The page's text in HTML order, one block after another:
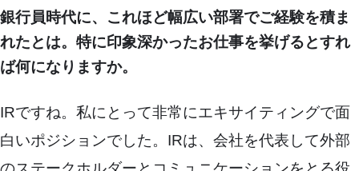
銀行員時代に、これほど幅広い部署でご経験を積ま
れたとは。特に印象深かったお仕事を挙げるとすれ
ば何になりますか。
IRですね。私にとって非常にエキサイティングで面
白いポジションでした。IRは、会社を代表して外部